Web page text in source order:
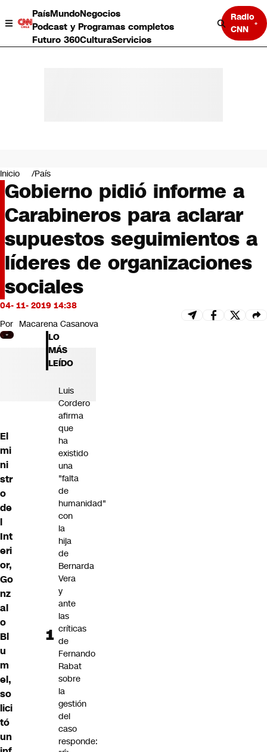
PaísMundoNegocios
Podcast y Programas completos
Futuro 360CulturaServicios
Radio
CNN
Negocios
Deportes
Programas completos
Cultura
Servicios
Bits
CNN Data
CNN tiempo
Futuro 360
Opinión
Inicio País
Gobierno pidió informe a
Carabineros para aclarar
supuestos seguimientos a
líderes de organizaciones
sociales
04- 11- 2019 14:38
Por Macarena Casanova
El
mi
ni
str
o
de
l
Int
eri
or,
Go
nz
al
o
Bl
u
m
el,
so
lici
tó
un
LO
MÁS
LEÍDO
Luis
Cordero
afirma
que
ha
existido
una
"falta
de
humanidad"
con
la
hija
de
Bernarda
Vera
y
ante
las
críticas
de
Fernando
Rabat
sobre
la
gestión
del
caso
responde: